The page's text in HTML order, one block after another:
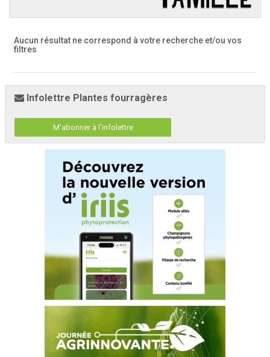
Aucun résultat ne correspond à votre recherche et/ou vos
filtres
Infolettre Plantes fourragères
M'abonner à l'infolettre